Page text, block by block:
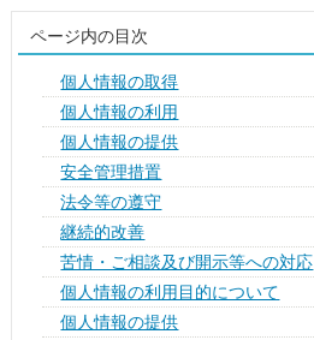
ページ内の目次
個人情報の取得
個人情報の利用
個人情報の提供
安全管理措置
法令等の遵守
継続的改善
苦情・ご相談及び開示等への対応
個人情報の利用目的について
個人情報の提供